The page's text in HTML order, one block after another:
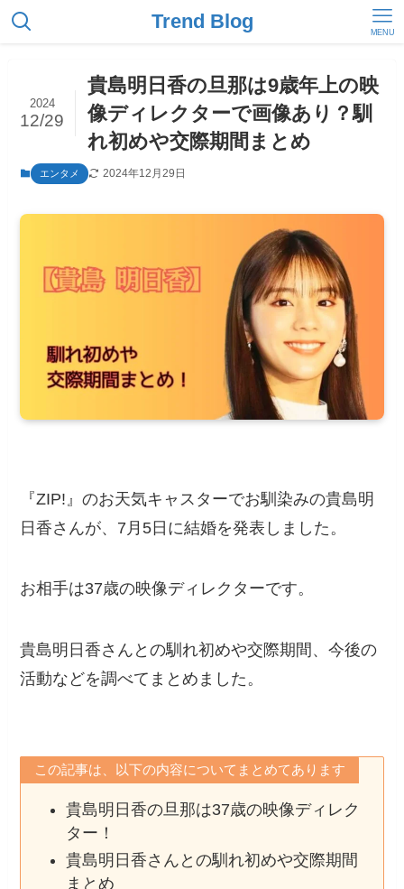
Trend Blog MENU
貴島明日香の旦那は9歳年上の映
像ディレクターで画像あり？馴
れ初めや交際期間まとめ
2024
12/29
エンタメ 2024年12月29日
『ZIP!』のお天気キャスターでお馴染みの貴島明
日香さんが、7月5日に結婚を発表しました。
お相手は37歳の映像ディレクターです。
貴島明日香さんとの馴れ初めや交際期間、今後の
活動などを調べてまとめました。
この記事は、以下の内容についてまとめてあります
貴島明日香の旦那は37歳の映像ディレク
ター！
貴島明日香さんとの馴れ初めや交際期間
まとめ